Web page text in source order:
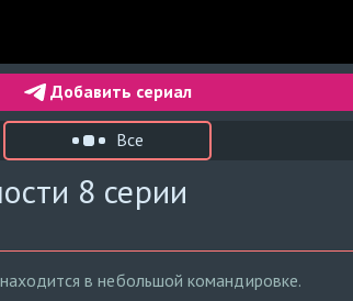
Добавить сериал
Все
8 серии
в небольшой командировке.